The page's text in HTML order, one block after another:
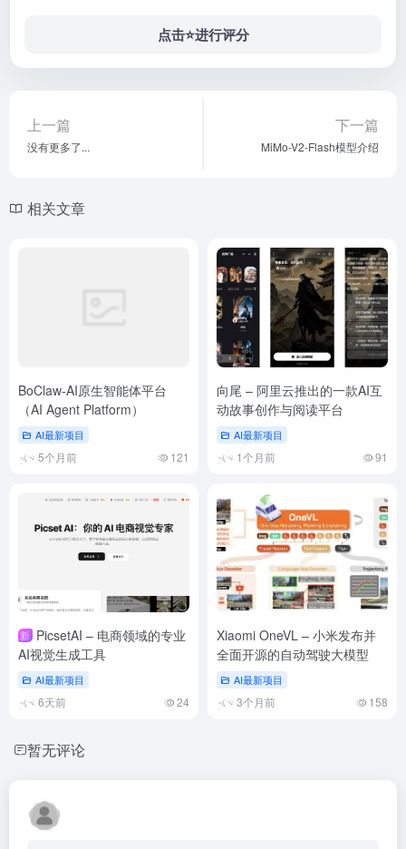
点击⭐️进行评分
上一篇
没有更多了...
下一篇
MiMo-V2-Flash模型介绍
相关文章
BoClaw-AI原生智能体平台
（AI Agent Platform）
AI最新项目
5个月前 121
向尾 – 阿里云推出的一款AI互
动故事创作与阅读平台
AI最新项目
1个月前 91
新 PicsetAI – 电商领域的专业
AI视觉生成工具
AI最新项目
6天前 24
Xiaomi OneVL – 小米发布并
全面开源的自动驾驶大模型
AI最新项目
3个月前 158
暂无评论